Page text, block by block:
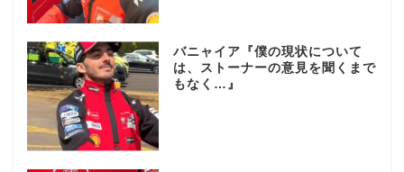
バニャイア『僕の現状について
は、ストーナーの意見を聞くまで
もなく…』